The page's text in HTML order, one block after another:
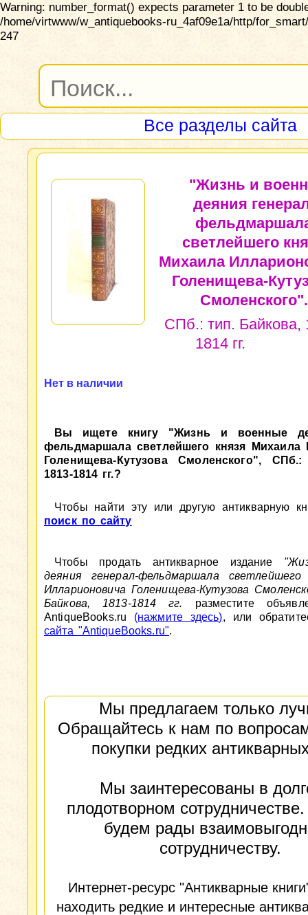
Warning: number_format() expects parameter 1 to be
/home/virtwww/w_antiquebooks-ru_4af09e1a/http/
247
Все разделы сайта
"Жизнь и
деяния
светлейшего
Михаила
Голенищева-
Смоленского".
СПб.: тип. Байкова,
1814 гг.
Нет в наличии
Вы ищете книгу "Жизнь и военные
фельдмаршала светлейшего князя Михаила
Голенищева-Кутузова Смоленского",
1813-1814 гг.?
Чтобы найти эту или другую антикварную
поиск по сайту
Чтобы продать антикварное издание
деяния генерал-фельдмаршала
Илларионовича Голенищева-Кутузова
Байкова, 1813-1814 гг. разместите
AntiqueBooks.ru (нажмите здесь), или
сайта "AntiqueBooks.ru".
Мы предлагаем только
Обращайтесь к нам по
покупки редких
Мы заинтересованы в
плодотворном
будем рады
сотрудничеству.
Интернет-ресурс "Антикварные
находить редкие и интересные